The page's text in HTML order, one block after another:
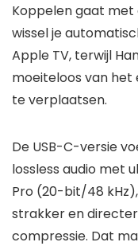
Koppelen gaat
wissel je
Apple TV, terwijl
moeiteloos van
te verplaatsen.
De USB-C-versie
lossless audio met
Pro (20-bit/48
strakker en
compressie. Dat